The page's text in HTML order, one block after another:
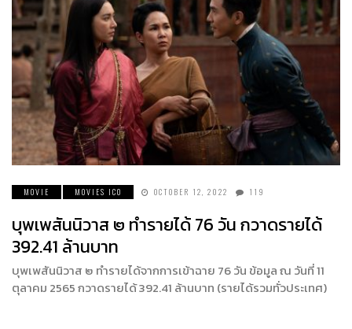
MOVIE MOVIES ICO OCTOBER 12, 2022 119
บุพเพสันนิวาส ๒ ทำรายได้ 76 วัน กวาดรายได้
392.41 ล้านบาท
บุพเพสันนิวาส ๒ ทำรายได้จากการเข้าฉาย 76 วัน ข้อมูล ณ วันที่ 11
ตุลาคม 2565 กวาดรายได้ 392.41 ล้านบาท (รายได้รวมทั่วประเทศ)